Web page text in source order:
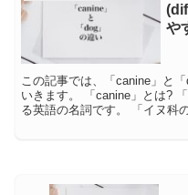
や
この記事では、「canine」と
いきます。 「canine」とは? 「canine」とは、「犬」を意味してい
る英語の名詞です。 「イヌ科